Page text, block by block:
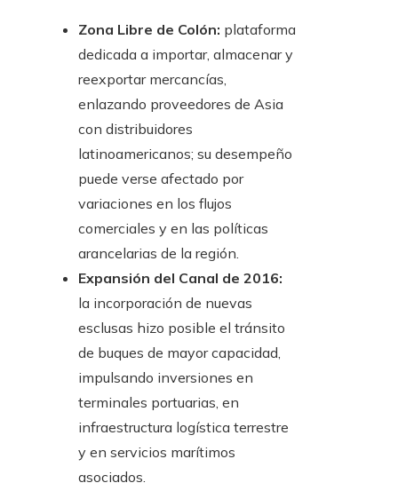
Zona Libre de Colón: plataforma
dedicada a importar, almacenar y
reexportar mercancías,
enlazando proveedores de Asia
con distribuidores
latinoamericanos; su desempeño
puede verse afectado por
variaciones en los flujos
comerciales y en las políticas
arancelarias de la región.
Expansión del Canal de 2016:
la incorporación de nuevas
esclusas hizo posible el tránsito
de buques de mayor capacidad,
impulsando inversiones en
terminales portuarias, en
infraestructura logística terrestre
y en servicios marítimos
asociados.